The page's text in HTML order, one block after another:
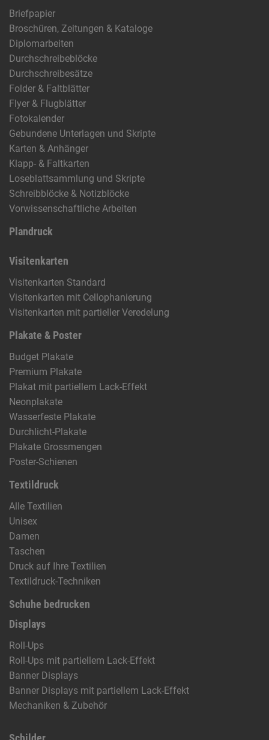
Briefpapier
Broschüren, Zeitungen & Kataloge
Diplomarbeiten
Durchschreibeblöcke
Durchschreibesätze
Folder & Faltblätter
Flyer & Flugblätter
Fotokalender
Gebundene Unterlagen und Skripte
Karten & Anhänger
Klapp- & Faltkarten
Loseblattsammlung und Skripte
Schreibblöcke & Notizblöcke
Vorwissenschaftliche Arbeiten
Plandruck
Visitenkarten
Visitenkarten Standard
Visitenkarten mit Cellophanierung
Visitenkarten mit partieller Veredelung
Plakate & Poster
Budget Plakate
Premium Plakate
Plakat mit partiellem Lack-Effekt
Neonplakate
Wasserfeste Plakate
Durchlicht-Plakate
Plakate Grossmengen
Poster-Schienen
Textildruck
Alle Textilien
Unisex
Damen
Taschen
Druck auf Ihre Textilien
Textildruck-Techniken
Schuhe bedrucken
Displays
Roll-Ups
Roll-Ups mit partiellem Lack-Effekt
Banner Displays
Banner Displays mit partiellem Lack-Effekt
Mechaniken & Zubehör